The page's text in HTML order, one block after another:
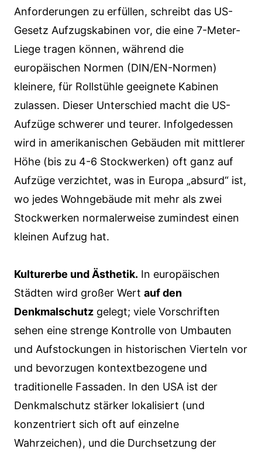
Anforderungen zu erfüllen, schreibt das US-
Gesetz Aufzugskabinen vor, die eine 7-Meter-
Liege tragen können, während die
europäischen Normen (DIN/EN-Normen)
kleinere, für Rollstühle geeignete Kabinen
zulassen. Dieser Unterschied macht die US-
Aufzüge schwerer und teurer. Infolgedessen
wird in amerikanischen Gebäuden mit mittlerer
Höhe (bis zu 4-6 Stockwerken) oft ganz auf
Aufzüge verzichtet, was in Europa „absurd“ ist,
wo jedes Wohngebäude mit mehr als zwei
Stockwerken normalerweise zumindest einen
kleinen Aufzug hat.
Kulturerbe und Ästhetik. In europäischen
Städten wird großer Wert auf den
Denkmalschutz gelegt; viele Vorschriften
sehen eine strenge Kontrolle von Umbauten
und Aufstockungen in historischen Vierteln vor
und bevorzugen kontextbezogene und
traditionelle Fassaden. In den USA ist der
Denkmalschutz stärker lokalisiert (und
konzentriert sich oft auf einzelne
Wahrzeichen), und die Durchsetzung der